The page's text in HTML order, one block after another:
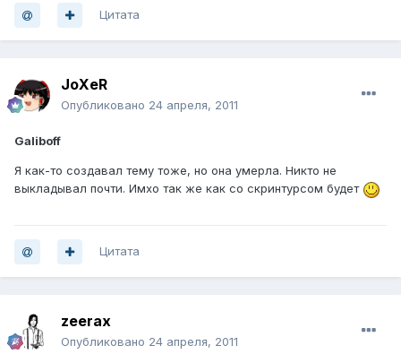
Цитата
JoXeR
Опубликовано 24 апреля, 2011
Galiboff
Я как-то создавал тему тоже, но она умерла. Никто не
выкладывал почти. Имхо так же как со скринтурсом будет
Цитата
zeerax
Опубликовано 24 апреля, 2011